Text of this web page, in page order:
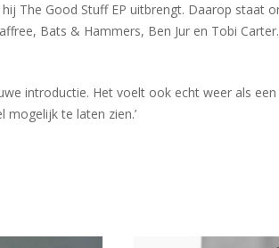
Good Stuff EP uitbrengt. Daarop staat
Bats & Hammers, Ben Jur en Tobi
introductie. Het voelt ook echt weer als
te laten zien.’